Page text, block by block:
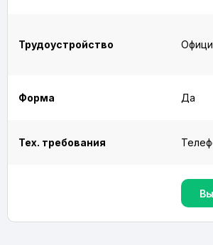
Трудоустройство
Форма Да
Тех. требования